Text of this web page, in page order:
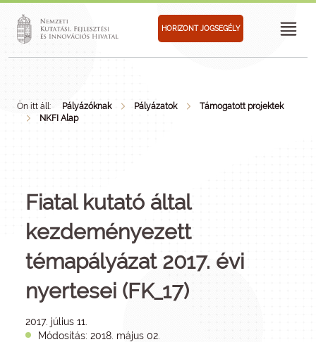
HORIZONT JOGSEGÉLY
Ön itt áll: Pályázóknak Pályázatok
Támogatott projektek
NKFI Alap
Fiatal kutató által
kezdeményezett
témapályázat 2017. évi
nyertesei (FK_17)
2017. július 11.
Módosítás: 2018. május 02.